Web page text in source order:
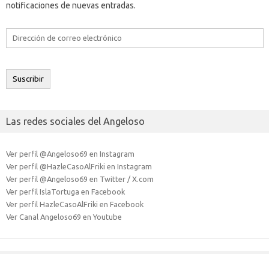
notificaciones de nuevas entradas.
Dirección
electrónico
Suscribir
Las redes sociales del Angeloso
Ver perfil @Angeloso69 en Instagram
Ver perfil @HazleCasoAlFriki en Instagram
Ver perfil @Angeloso69 en Twitter / X.com
Ver perfil IslaTortuga en Facebook
Ver perfil HazleCasoAlFriki en Facebook
Ver Canal Angeloso69 en Youtube